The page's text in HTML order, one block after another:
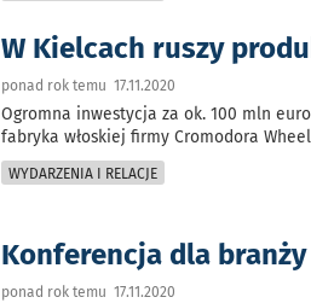
W Kielcach ruszy
ponad rok temu 17.11.2020
Ogromna inwestycja za ok. 100 mln
fabryka włoskiej firmy Cromodora
WYDARZENIA I RELACJE
Konferencja dla
ponad rok temu 17.11.2020